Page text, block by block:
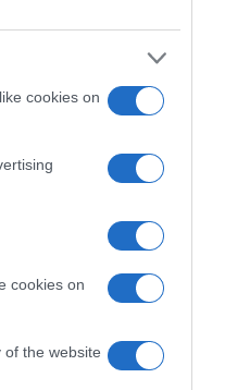
cookies on
cookies on
the website
La
e